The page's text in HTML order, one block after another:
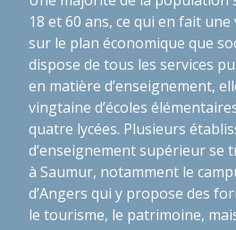
18 et 60 ans, ce qui en fait
sur le plan économique que
dispose de tous les services
en matière d’enseignement,
vingtaine d’écoles
quatre lycées. Plusieurs
d’enseignement supérieur se
à Saumur, notamment le
d’Angers qui y propose des
le tourisme, le patrimoine,